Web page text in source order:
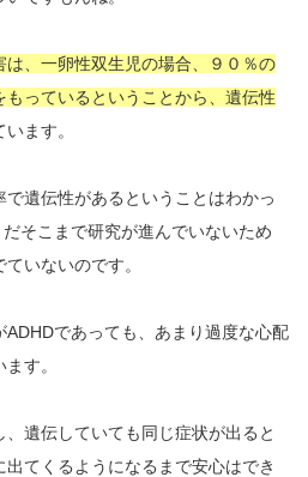
、一卵性双生児の場合、９０％の
っているということから、遺伝性
ます。
遺伝性があるということはわかっ
そこまで研究が進んでいないため
いないのです。
であっても、あまり過度な心配
す。
遺伝していても同じ症状が出ると
てくるようになるまで安心はでき